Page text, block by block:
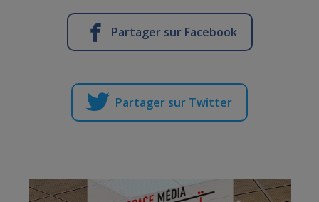
Partager sur Facebook
Partager sur Twitter